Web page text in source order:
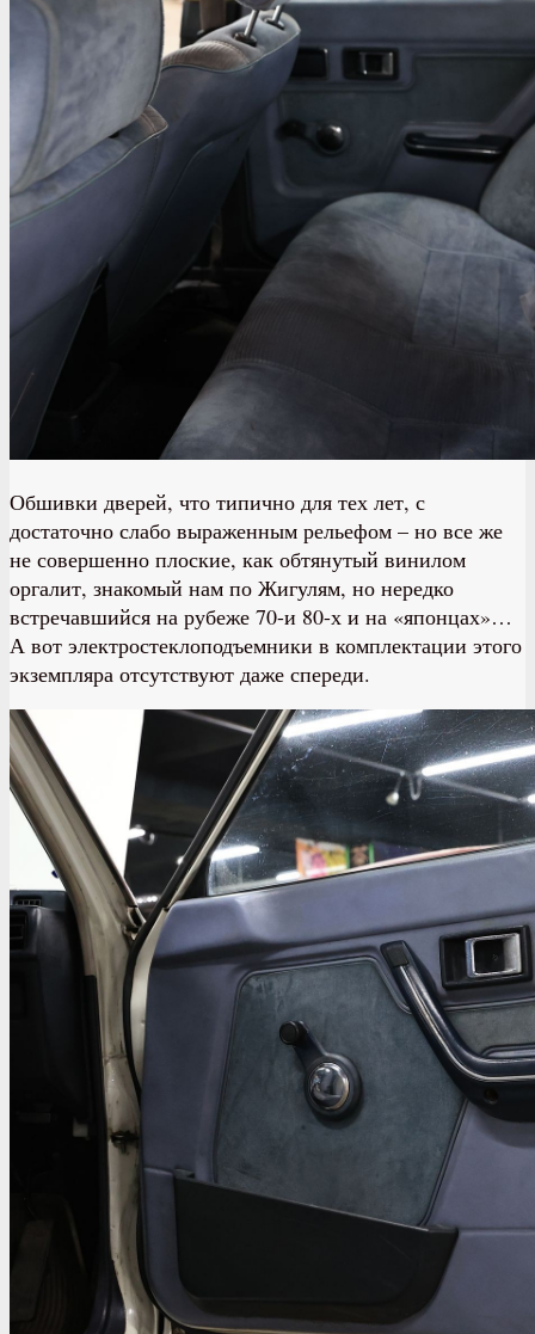
Обшивки дверей, что типично для тех лет, с
достаточно слабо выраженным рельефом – но все же
не совершенно плоские, как обтянутый винилом
оргалит, знакомый нам по Жигулям, но нередко
встречавшийся на рубеже 70-и 80-х и на «японцах»…
А вот электростеклоподъемники в комплектации этого
экземпляра отсутствуют даже спереди.